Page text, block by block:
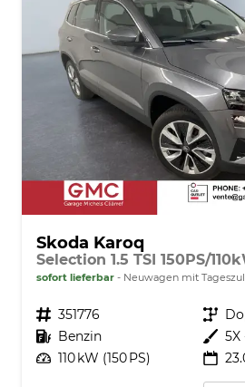
Skoda Karoq
sofort lieferbar Neuwagen mit
Fahrzeugnr. 351776 Getriebe
Kraftstoff Benzin Außenfarbe
Leistung 110 kW (150 PS)